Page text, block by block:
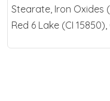
Stearate, Iron Oxides
Red 6 Lake (CI